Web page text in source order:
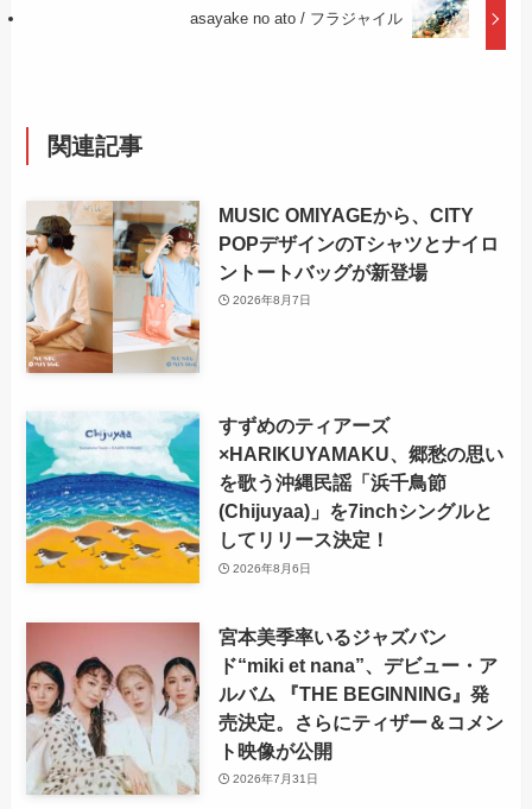
asayake no ato / フラジャイル
関連記事
MUSIC OMIYAGEから、CITY
POPデザインのTシャツとナイロ
ントートバッグが新登場
2026年8月7日
すずめのティアーズ
×HARIKUYAMAKU、郷愁の思い
を歌う沖縄民謡「浜千鳥節
(Chijuyaa)」を7inchシングルと
してリリース決定！
2026年8月6日
宮本美季率いるジャズバン
ド“miki et nana”、デビュー・ア
ルバム 『THE BEGINNING』発
売決定。さらにティザー＆コメン
ト映像が公開
2026年7月31日